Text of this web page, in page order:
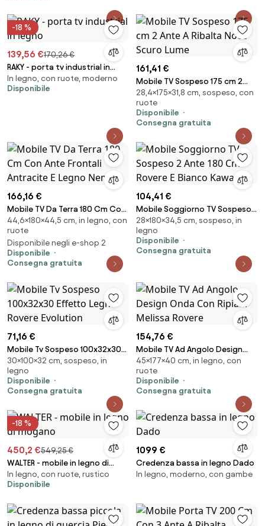
-18 %
139,56 €170,26 €
RAKY - porta tv industrial in
legno
In legno, con ruote, moderno
Disponibile
161,41 €
Mobile TV Sospeso 175 cm 2
Ante A Ribalta Noce Scuro Lume
28,4×175×31,8 cm, sospeso, con
ruote
Disponibile
Consegna gratuita
166,16 €
Mobile TV Da Terra 180 Cm Con
Ante Frontali Antracite E Legno
Nemus
44,6×180×44,5 cm, in legno, con
ruote
Disponibile negli e-shop 2
Disponibile
Consegna gratuita
104,41 €
Mobile Soggiorno TV Sospeso 2
Ante 180 Cm Rovere E Bianco
Kaway
28×180×34,5 cm, sospeso, in
legno
Disponibile
Consegna gratuita
71,16 €
Mobile Tv Sospeso 100x32x30
Effetto Legno Rovere Evolution
30×100×32 cm, sospeso, in
legno
Disponibile
Consegna gratuita
154,76 €
Mobile TV Ad Angolo Design
Onda Con Ripiani Melissa
Rovere
45×177×40 cm, in legno, con
ruote
Disponibile
Consegna gratuita
-18 %
450,2 €549,25 €
WALTER - mobile in legno di
mogano
In legno, con ruote, rustico
Disponibile
1099 €
Credenza bassa in legno Dado
In legno, moderno, con gambe